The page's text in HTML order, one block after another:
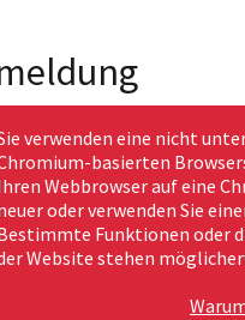
verwenden eine nicht
basierten
Webbrowser auf eine
oder verwenden Sie
Funktionen oder
Website stehen